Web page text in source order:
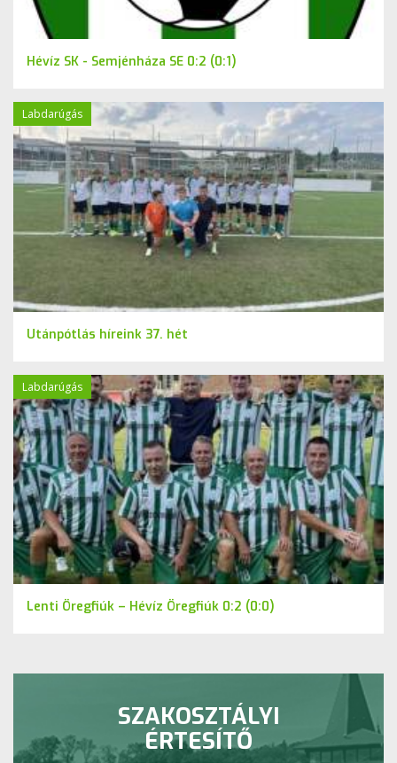
Hévíz SK - Semjénháza SE 0:2 (0:1)
Labdarúgás
Utánpótlás híreink 37. hét
Labdarúgás
Lenti Öregfiúk – Hévíz Öregfiúk 0:2 (0:0)
SZAKOSZTÁLYI
ÉRTESÍTŐ